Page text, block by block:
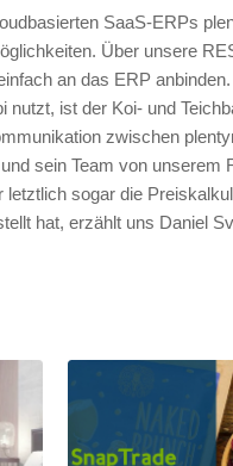
SaaS-ERPs
Über unsere
an das ERP
nutzt, ist der Koi- und
zwischen
sein Team von unserem
sogar die
hat, erzählt uns Daniel
Weiter